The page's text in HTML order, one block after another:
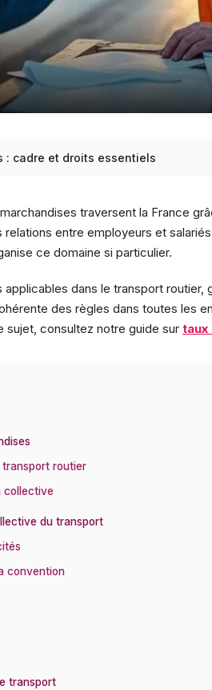
: cadre et droits essentiels
traversent la France
entre employeurs et
ce domaine si particulier.
dans le transport routier,
des règles dans toutes les
consultez notre guide sur taux
transport routier
collective
du transport
convention
transport